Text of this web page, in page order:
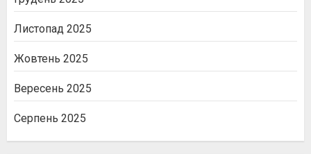
Листопад 2025
Жовтень 2025
Вересень 2025
Серпень 2025